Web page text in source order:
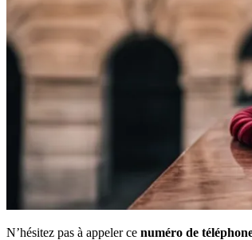
N’hésitez pas à appeler ce numéro de